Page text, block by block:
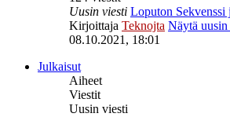
Uusin viesti Loputon
Kirjoittaja Teknojta Näytä
08.10.2021, 18:01
Julkaisut
Aiheet
Viestit
Uusin viesti